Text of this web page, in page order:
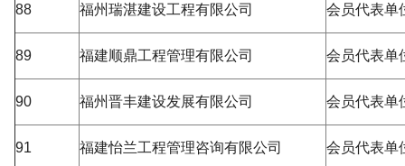
88 福州瑞湛建设工程有限公司 会员代表单
89 福建顺鼎工程管理有限公司 会员代表单
90 福州晋丰建设发展有限公司 会员代表单
91 福建怡兰工程管理咨询有限公司 会员代表单